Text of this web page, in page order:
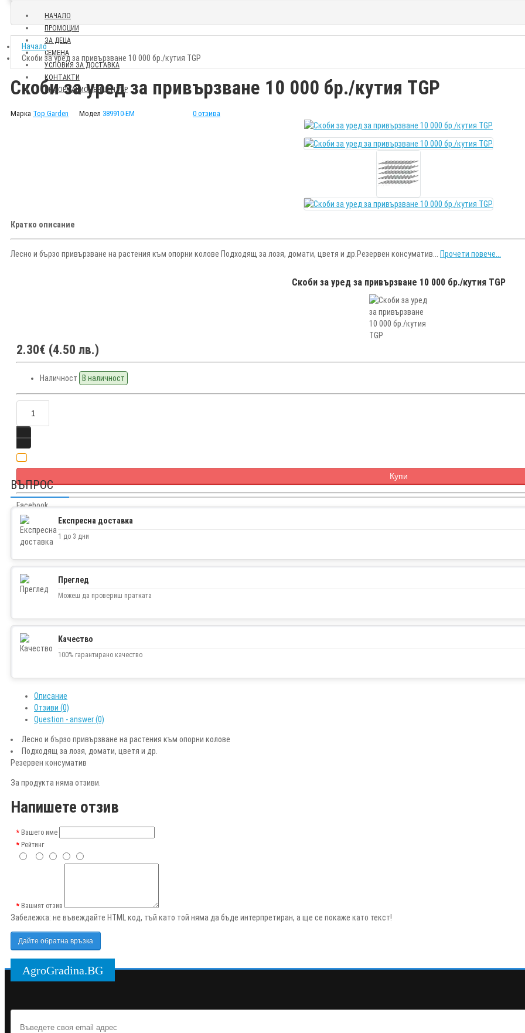
НАЧАЛО
ПРОМОЦИИ
ЗА ДЕЦА
СЕМЕНА
УСЛОВИЯ ЗА ДОСТАВКА
КОНТАКТИ
ИНФОРМАЦИОНЕН ЦЕНТЪР
Начало
Скоби за уред за привързване 10 000 бр./кутия TGP
Скоби за уред за привързване 10 000 бр./кутия TGP
Марка Top Garden Модел 389910-EM 0 отзива
Кратко описание
Лесно и бързо привързване на растения към опорни колове Подходящ за лозя, домати, цветя и др.Резервен консуматив... Прочети повече...
Скоби за уред за привързване 10 000 бр./кутия TGP
2.30€ (4.50 лв.)
Наличност В наличност
Купи
Facebook
Twitter
ВЪПРОС
Експресна доставка
1 до 3 дни
Преглед
Можеш да провериш пратката
Качество
100% гарантирано качество
Описание
Отзиви (0)
Question - answer (0)
Лесно и бързо привързване на растения към опорни колове
Подходящ за лозя, домати, цветя и др.
Резервен консуматив
За продукта няма отзиви.
Напишете отзив
Вашето име
Рейтинг
Вашият отзив
Забележка: не въвеждайте HTML код, тъй като той няма да бъде интерпретиран, а ще се покаже като текст!
Дайте обратна връзка
AgroGradina.BG